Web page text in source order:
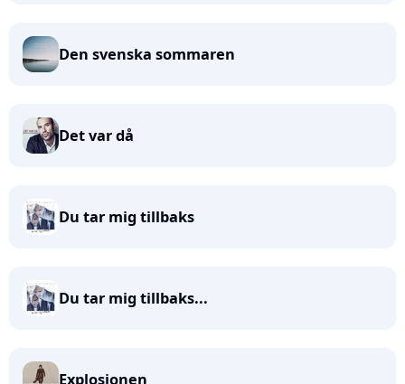
Den svenska sommaren
Det var då
Du tar mig tillbaks
Du tar mig tillbaks...
Explosionen